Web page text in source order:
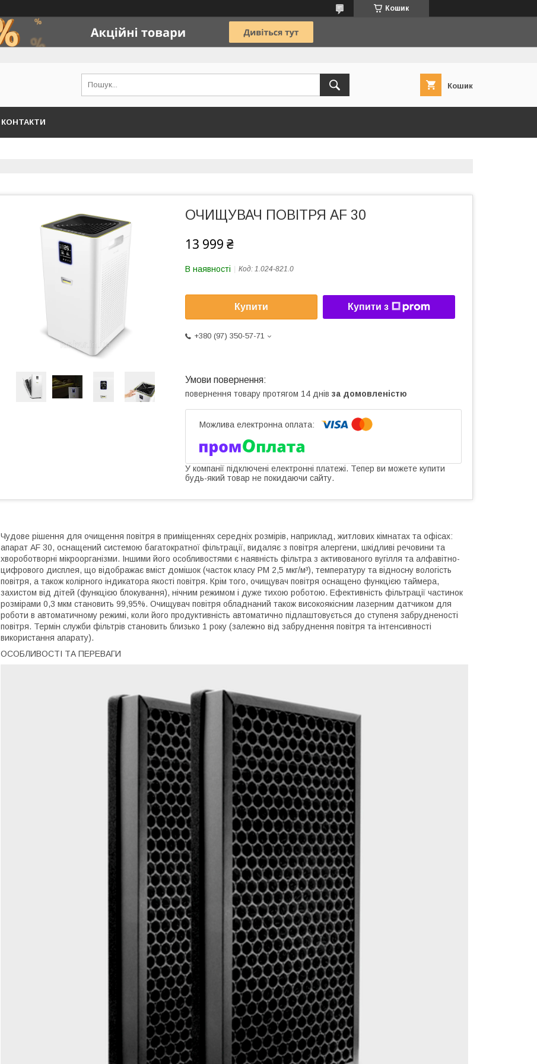
Кошик
Кошик
КОНТАКТИ
ОЧИЩУВАЧ ПОВІТРЯ AF 30
13 999 ₴
В наявності Код: 1.024-821.0
Купити Купити з
+380 (97) 350-57-71
повернення товару протягом 14 днів за домовленістю
У компанії підключені електронні платежі. Тепер ви можете купити
будь-який товар не покидаючи сайту.
Чудове рішення для очищення повітря в приміщеннях середніх розмірів, наприклад, житлових кімнатах та офісах:
апарат AF 30, оснащений системою багатократної фільтрації, видаляє з повітря алергени, шкідливі речовини та
хвороботворні мікроорганізми. Іншими його особливостями є наявність фільтра з активованого вугілля та алфавітно-
цифрового дисплея, що відображає вміст домішок (часток класу PM 2,5 мкг/м³), температуру та відносну вологість
повітря, а також колірного індикатора якості повітря. Крім того, очищувач повітря оснащено функцією таймера,
захистом від дітей (функцією блокування), нічним режимом і дуже тихою роботою. Ефективність фільтрації частинок
розмірами 0,3 мкм становить 99,95%. Очищувач повітря обладнаний також високоякісним лазерним датчиком для
роботи в автоматичному режимі, коли його продуктивність автоматично підлаштовується до ступеня забрудненості
повітря. Термін служби фільтрів становить близько 1 року (залежно від забруднення повітря та інтенсивності
використання апарату).
ОСОБЛИВОСТІ ТА ПЕРЕВАГИ